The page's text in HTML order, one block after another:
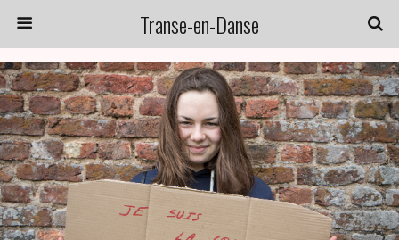
Transe-en-Danse